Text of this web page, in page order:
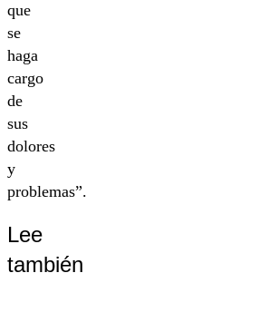
que
se
haga
cargo
de
sus
dolores
y
problemas”.
Lee
también